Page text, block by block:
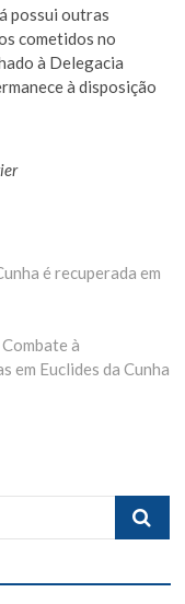
possui outras
cometidos no
à Delegacia
à disposição
é recuperada em
à
em Euclides da Cunha